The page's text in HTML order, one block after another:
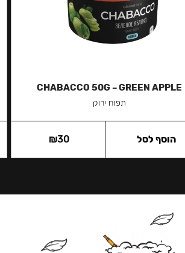
CHABACCO 50G – GREEN APPLE
תפוח ירוק
₪30 הוסף לסל